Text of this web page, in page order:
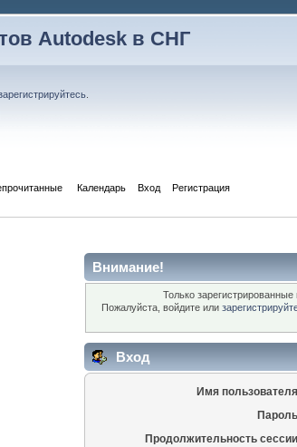
Autodesk в СНГ
Календарь Вход Регистрация
Внимание!
Только
Пожалуйста, войдите или
Вход
Имя
Продолжительность